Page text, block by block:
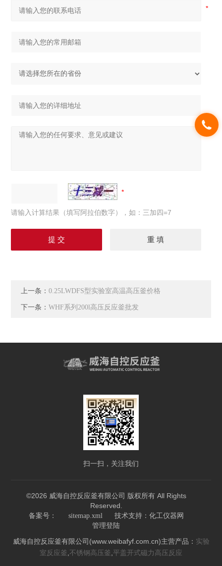
请输入计算结果（填写阿拉伯数字），如：三加四=7
上一条：0.25LWDFS型实验室高温高压釜价格
下一条：WHF系列200l高压反应釜批发
扫一扫，关注我们
©2026 威海自控反应釜有限公司 版权所有 All Rights
Reserved.
备案号： sitemap.xml 技术支持： 化工仪器网
管理登陆
威海自控反应釜有限公司(www.weibafyf.com.cn)主营产品： 实验
室反应釜,不锈钢高压釜,平盖开式磁力高压反应